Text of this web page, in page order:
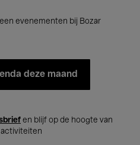
evenementen bij Bozar
deze maand
en blijf op de hoogte van
activiteiten